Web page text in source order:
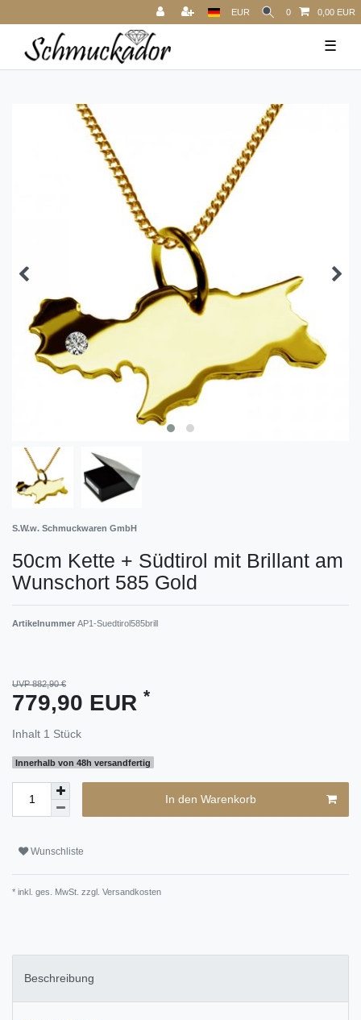
EUR 0 0,00 EUR
☰
S.W.w. Schmuckwaren GmbH
50cm Kette + Südtirol mit Brillant am
Wunschort 585 Gold
Artikelnummer AP1-Suedtirol585brill
UVP 882,90 €
779,90 EUR *
Inhalt 1 Stück
Innerhalb von 48h versandfertig
In den Warenkorb
Wunschliste
* inkl. ges. MwSt. zzgl. Versandkosten
Beschreibung